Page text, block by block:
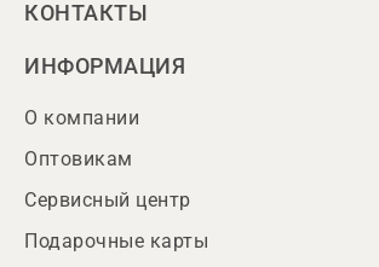
КОНТАКТЫ
ИНФОРМАЦИЯ
О компании
Оптовикам
Сервисный центр
Подарочные карты